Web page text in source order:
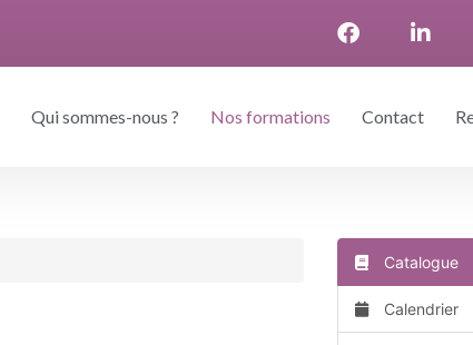
Qui sommes-nous ? Nos formations Contact
Catalogue
Calendrier